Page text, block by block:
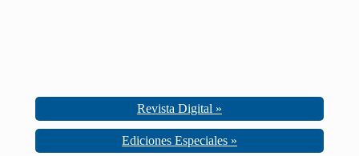
Revista Digital »
Ediciones Especiales »